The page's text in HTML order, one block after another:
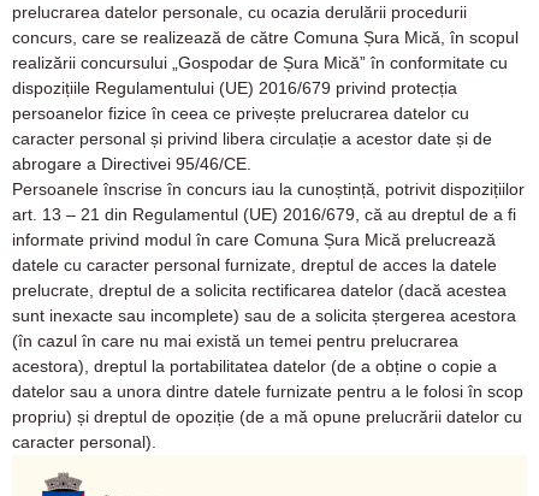
prelucrarea datelor personale, cu ocazia derulării procedurii
concurs, care se realizează de către Comuna Șura Mică, în scopul
realizării concursului „Gospodar de Șura Mică” în conformitate cu
dispozițiile Regulamentului (UE) 2016/679 privind protecția
persoanelor fizice în ceea ce privește prelucrarea datelor cu
caracter personal și privind libera circulație a acestor date și de
abrogare a Directivei 95/46/CE.
Persoanele înscrise în concurs iau la cunoștință, potrivit dispozițiilor
art. 13 – 21 din Regulamentul (UE) 2016/679, că au dreptul de a fi
informate privind modul în care Comuna Șura Mică prelucrează
datele cu caracter personal furnizate, dreptul de acces la datele
prelucrate, dreptul de a solicita rectificarea datelor (dacă acestea
sunt inexacte sau incomplete) sau de a solicita ștergerea acestora
(în cazul în care nu mai există un temei pentru prelucrarea
acestora), dreptul la portabilitatea datelor (de a obține o copie a
datelor sau a unora dintre datele furnizate pentru a le folosi în scop
propriu) și dreptul de opoziție (de a mă opune prelucrării datelor cu
caracter personal).